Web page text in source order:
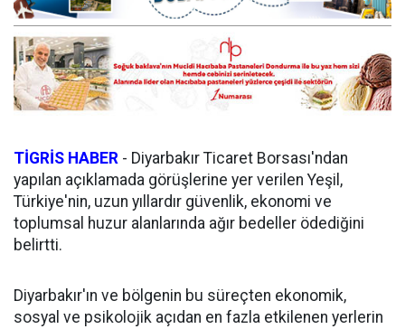
TİGRİS HABER - Diyarbakır Ticaret Borsası'ndan
yapılan açıklamada görüşlerine yer verilen Yeşil,
Türkiye'nin, uzun yıllardır güvenlik, ekonomi ve
toplumsal huzur alanlarında ağır bedeller ödediğini
belirtti.
Diyarbakır'ın ve bölgenin bu süreçten ekonomik,
sosyal ve psikolojik açıdan en fazla etkilenen yerlerin